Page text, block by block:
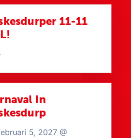
11-11
In
5, 2027 @